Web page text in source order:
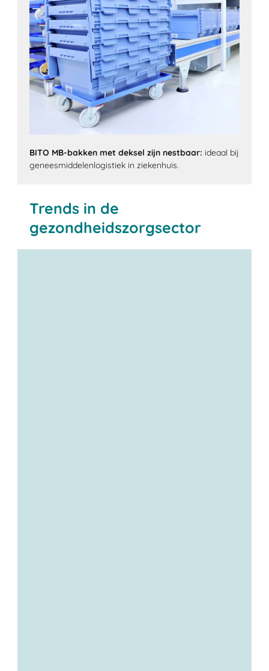
BITO MB-bakken met deksel zijn nestbaar: ideaal bij
geneesmiddelenlogistiek in ziekenhuis.
Trends in de
gezondheidszorgsector